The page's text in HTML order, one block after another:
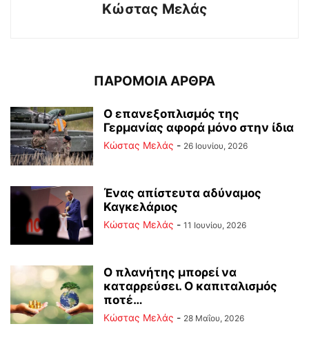
Κώστας Μελάς
ΠΑΡΟΜΟΙΑ ΑΡΘΡΑ
Ο επανεξοπλισμός της
Γερμανίας αφορά μόνο στην ίδια
Κώστας Μελάς - 26 Ιουνίου, 2026
Ένας απίστευτα αδύναμος
Καγκελάριος
Κώστας Μελάς - 11 Ιουνίου, 2026
Ο πλανήτης μπορεί να
καταρρεύσει. Ο καπιταλισμός
ποτέ…
Κώστας Μελάς - 28 Μαΐου, 2026